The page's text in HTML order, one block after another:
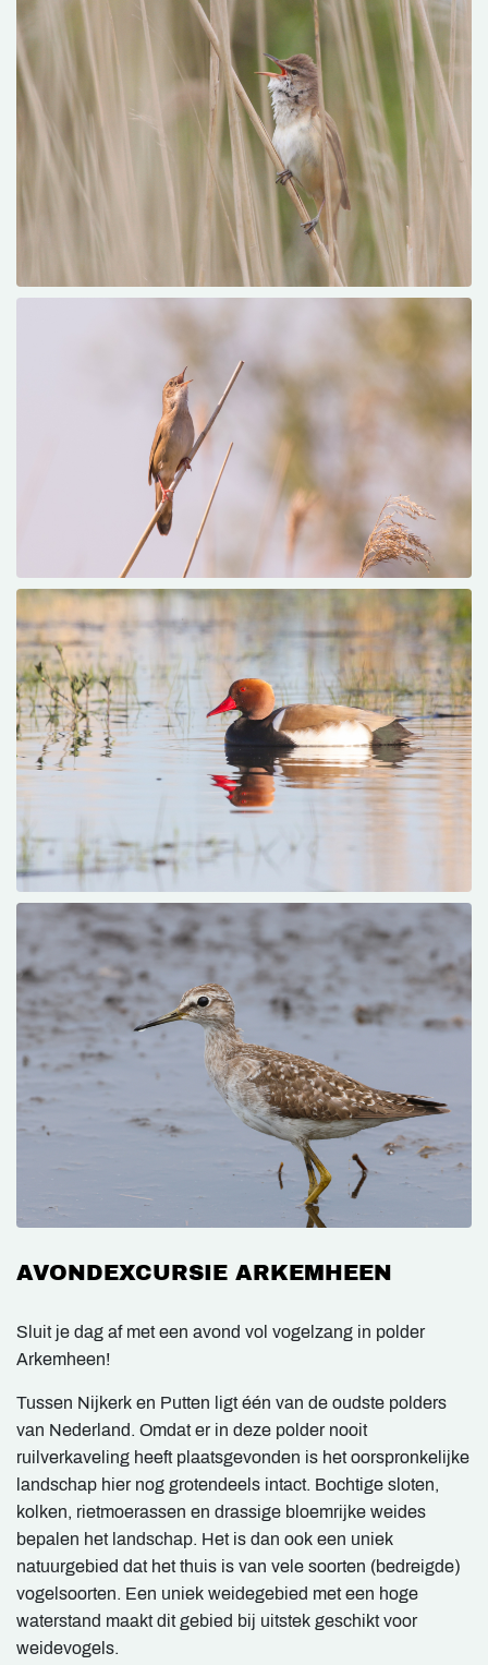
AVONDEXCURSIE ARKEMHEEN
Sluit je dag af met een avond vol vogelzang in polder
Arkemheen!
Tussen Nijkerk en Putten ligt één van de oudste polders
van Nederland. Omdat er in deze polder nooit
ruilverkaveling heeft plaatsgevonden is het oorspronkelijke
landschap hier nog grotendeels intact. Bochtige sloten,
kolken, rietmoerassen en drassige bloemrijke weides
bepalen het landschap. Het is dan ook een uniek
natuurgebied dat het thuis is van vele soorten (bedreigde)
vogelsoorten. Een uniek weidegebied met een hoge
waterstand maakt dit gebied bij uitstek geschikt voor
weidevogels.